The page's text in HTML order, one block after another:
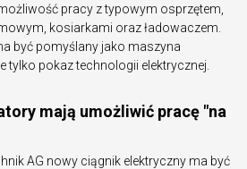
pracy z typowym osprzętem,
kosiarkami oraz ładowaczem.
być pomyślany jako maszyna
tylko pokaz technologii elektrycznej.
mają umożliwić pracę "na
AG nowy ciągnik elektryczny ma być